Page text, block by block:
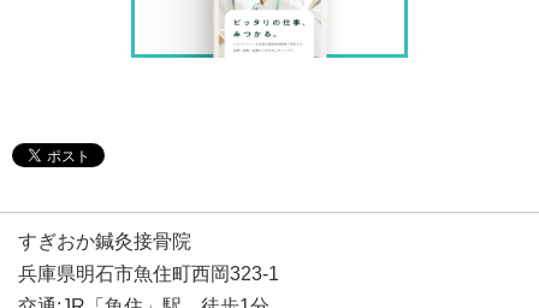
すぎおか鍼灸接骨院
兵庫県明石市魚住町西岡323-1